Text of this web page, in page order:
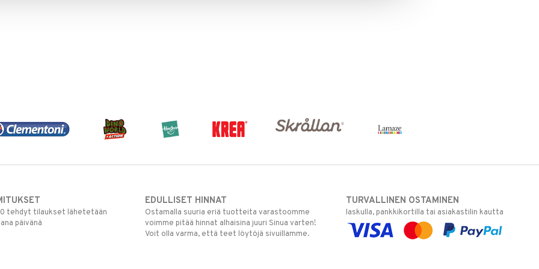
tehdyt tilaukset lähetetään
päivänä
EDULLISET HINNAT
Ostamalla suuria eriä tuotteita varastoomme
voimme pitää hinnat alhaisina juuri Sinua varten!
Voit olla varma, että teet löytöjä sivuillamme.
TURVALLINEN OSTAMINEN
laskulla, pankkikortilla tai asiakastilin kautta